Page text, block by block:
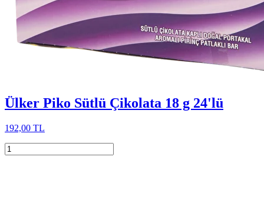
Ülker Piko Sütlü Çikolata 18 g 24'lü
192,00 TL